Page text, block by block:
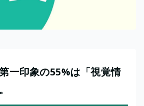
一印象の55%は「視覚情